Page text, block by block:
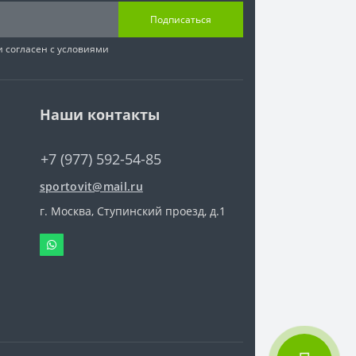
Подписаться
согласен с условиями
Наши контакты
+7 (977) 592-54-85
sportovit@mail.ru
г. Москва, Ступинский проезд, д.1